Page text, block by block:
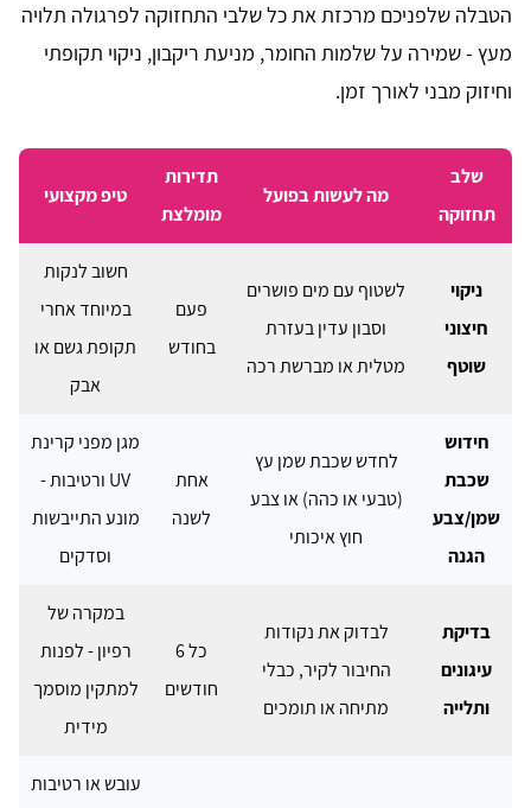
הטבלה שלפניכם מרכזת את כל שלבי התחזוקה לפרגולה תלויה
מעץ - שמירה על שלמות החומר, מניעת ריקבון, ניקוי תקופתי
וחיזוק מבני לאורך זמן.
שלב
תחזוקה
מה לעשות בפועל
תדירות
מומלצת
טיפ מקצועי
ניקוי
חיצוני
שוטף
לשטוף עם מים פושרים
וסבון עדין בעזרת
מטלית או מברשת רכה
פעם
בחודש
חשוב לנקות
במיוחד אחרי
תקופת גשם או
אבק
חידוש
שכבת
שמן/צבע
הגנה
לחדש שכבת שמן עץ
(טבעי או כהה) או צבע
חוץ איכותי
אחת
לשנה
מגן מפני קרינת
UV ורטיבות -
מונע התייבשות
וסדקים
בדיקת
עיגונים
ותלייה
לבדוק את נקודות
החיבור לקיר, כבלי
מתיחה או תומכים
כל 6
חודשים
במקרה של
רפיון - לפנות
למתקין מוסמך
מידית
עובש או רטיבות